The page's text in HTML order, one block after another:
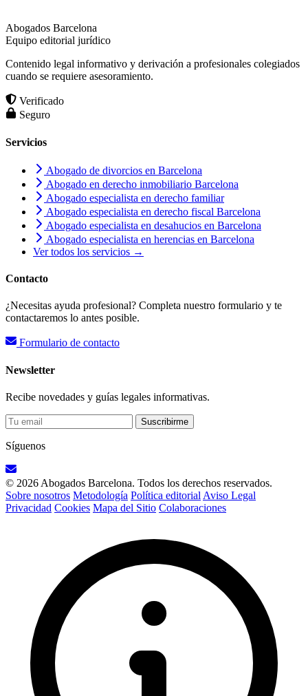
Abogados Barcelona
Equipo editorial jurídico
Contenido legal informativo y derivación a profesionales colegiados
cuando se requiere asesoramiento.
Verificado
Seguro
Servicios
Abogado de divorcios en Barcelona
Abogado en derecho inmobiliario Barcelona
Abogado especialista en derecho familiar
Abogado especialista en derecho fiscal Barcelona
Abogado especialista en desahucios en Barcelona
Abogado especialista en herencias en Barcelona
Ver todos los servicios →
Contacto
¿Necesitas ayuda profesional? Completa nuestro formulario y te
contactaremos lo antes posible.
Formulario de contacto
Newsletter
Recibe novedades y guías legales informativas.
Suscribirme
Síguenos
© 2026 Abogados Barcelona. Todos los derechos reservados.
Sobre nosotros Metodología Política editorial Aviso Legal
Privacidad Cookies Mapa del Sitio Colaboraciones